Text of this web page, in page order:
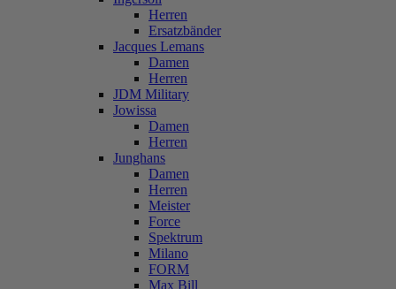
Herren
Ersatzbänder
Jacques Lemans
Damen
Herren
JDM Military
Jowissa
Damen
Herren
Junghans
Damen
Herren
Meister
Force
Spektrum
Milano
FORM
Max Bill